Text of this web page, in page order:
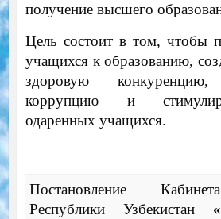
получение высшего
Цель состоит в том, чтобы
учащихся к образованию,
здоровую конкуренцию,
коррупцию и
одаренных учащихся.
Постановление
Республики Узбекистан